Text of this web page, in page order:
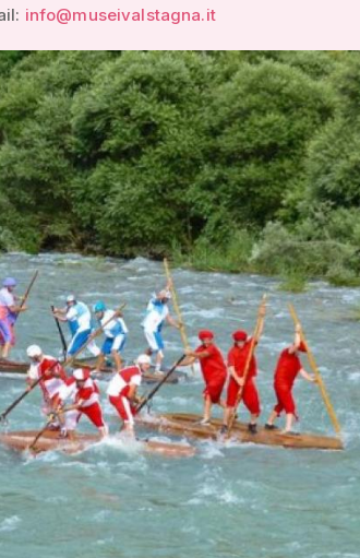
info@museivalstagna.it